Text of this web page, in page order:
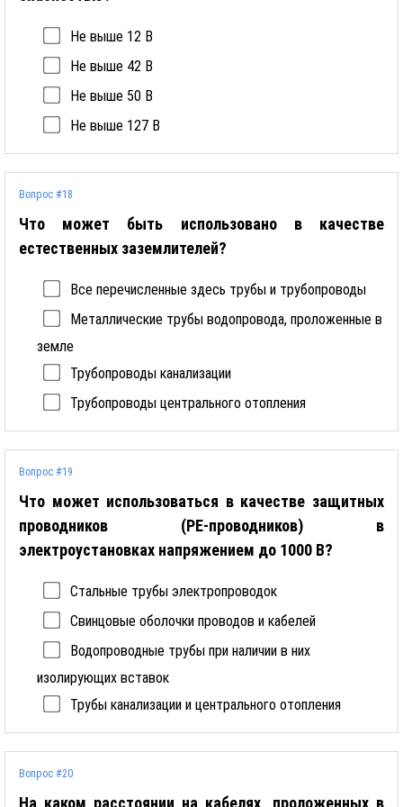
Не выше 12 В
Не выше 42 В
Не выше 50 В
Не выше 127 В
Вопрос #18
Что может быть использовано в качестве
естественных заземлителей?
Все перечисленные здесь трубы и трубопроводы
Металлические трубы водопровода, проложенные в
земле
Трубопроводы канализации
Трубопроводы центрального отопления
Вопрос #19
Что может использоваться в качестве защитных
проводников (РЕ-проводников) в
электроустановках напряжением до 1000 В?
Стальные трубы электропроводок
Свинцовые оболочки проводов и кабелей
Водопроводные трубы при наличии в них
изолирующих вставок
Трубы канализации и центрального отопления
Вопрос #20
На каком расстоянии на кабелях, проложенных в